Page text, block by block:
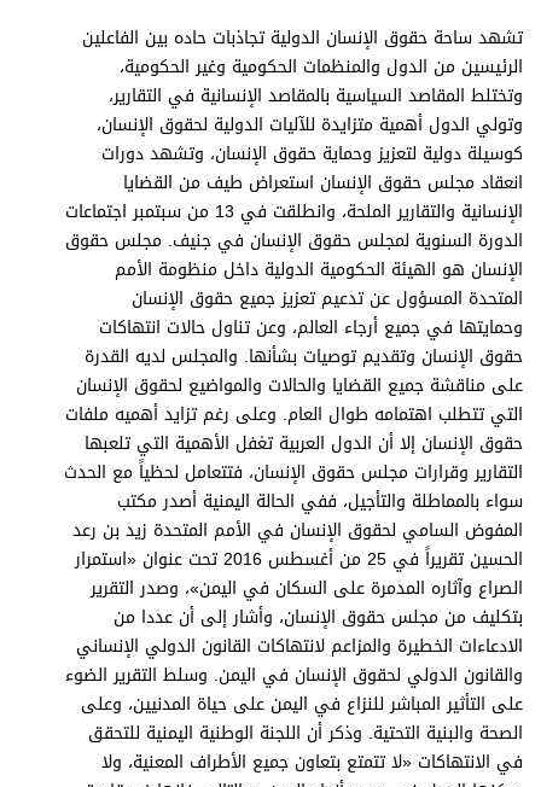
عدد اليوم
مواقيت الصلاة
الأحوال الجوية
تشهد ساحة حقوق الإنسان الدولية تجاذبات حاده بين الفاعلين
الرئيسين من الدول والمنظمات الحكومية وغير الحكومية،
وتختلط المقاصد السياسية بالمقاصد الإنسانية في التقارير،
وتولي الدول أهمية متزايدة للآليات الدولية لحقوق الإنسان،
كوسيلة دولية لتعزيز وحماية حقوق الإنسان، وتشهد دورات
انعقاد مجلس حقوق الإنسان استعراض طيف من القضايا
الإنسانية والتقارير الملحة، وانطلقت في 13 من سبتمبر اجتماعات
الدورة السنوية لمجلس حقوق الإنسان في جنيف. مجلس حقوق
الإنسان هو الهيئة الحكومية الدولية داخل منظومة الأمم
المتحدة المسؤول عن تدعيم تعزيز جميع حقوق الإنسان
وحمايتها في جميع أرجاء العالم، وعن تناول حالات انتهاكات
حقوق الإنسان وتقديم توصيات بشأنها. والمجلس لديه القدرة
على مناقشة جميع القضايا والحالات والمواضيع لحقوق الإنسان
التي تتطلب اهتمامه طوال العام. وعلى رغم تزايد أهميه ملفات
حقوق الإنسان إلا أن الدول العربية تغفل الأهمية التي تلعبها
التقارير وقرارات مجلس حقوق الإنسان، فتتعامل لحظياً مع الحدث
سواء بالمماطلة والتأجيل، ففي الحالة اليمنية أصدر مكتب
المفوض السامي لحقوق الإنسان في الأمم المتحدة زيد بن رعد
الحسين تقريراً في 25 من أغسطس 2016 تحت عنوان «استمرار
الصراع وآثاره المدمرة على السكان في اليمن»، وصدر التقرير
بتكليف من مجلس حقوق الإنسان، وأشار إلى أن عددا من
الادعاءات الخطيرة والمزاعم لانتهاكات القانون الدولي الإنساني
والقانون الدولي لحقوق الإنسان في اليمن. وسلط التقرير الضوء
على التأثير المباشر للنزاع في اليمن على حياة المدنيين، وعلى
الصحة والبنية التحتية. وذكر أن اللجنة الوطنية اليمنية للتحقق
في الانتهاكات «لا تتمتع بتعاون جميع الأطراف المعنية، ولا